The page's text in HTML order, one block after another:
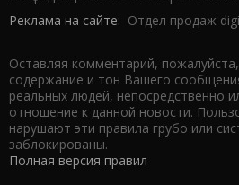
Реклама на сайте: Отдел продаж
Оставляя комментарий,
содержание и тон Вашего
реальных людей, непосредственно
отношение к данной новости.
нарушают эти правила грубо или
заблокированы.
Полная версия правил